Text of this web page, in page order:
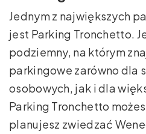
Jednym z największych
jest Parking Tronchetto.
podziemny, na którym
parkingowe zarówno dla
osobowych, jak i dla
Parking Tronchetto
planujesz zwiedzać